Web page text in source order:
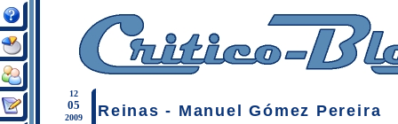
12
05
2009 Reinas - Manuel Gómez Pereira